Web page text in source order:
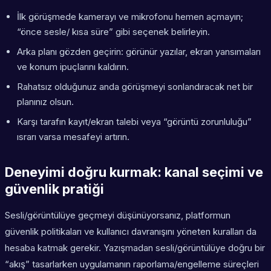
İlk görüşmede kamerayı ve mikrofonu hemen açmayın;
“önce sesle/ kısa süre” gibi seçenek belirleyin.
Arka planı gözden geçirin: görünür yazılar, ekran yansımaları
ve konum ipuçlarını kaldırın.
Rahatsız olduğunuz anda görüşmeyi sonlandıracak net bir
planınız olsun.
Karşı tarafın kayıt/ekran talebi veya “görüntü zorunluluğu”
ısrarı varsa mesafeyi artırın.
Deneyimi doğru kurmak: kanal seçimi ve
güvenlik pratiği
Sesli/görüntülüye geçmeyi düşünüyorsanız, platformun
güvenlik politikaları ve kullanıcı davranışını yöneten kuralları da
hesaba katmak gerekir. Yazışmadan sesli/görüntülüye doğru bir
“akış” tasarlarken uygulamanın raporlama/engelleme süreçleri